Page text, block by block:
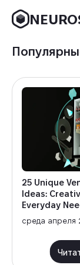
25 Unique
Ideas:
Everyday
среда апреля